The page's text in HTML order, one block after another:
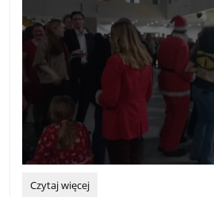
Wielokulturowy
Czytaj więcej